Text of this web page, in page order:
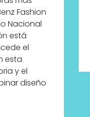
Fashion
Nacional
está
el
esta
y el
diseño